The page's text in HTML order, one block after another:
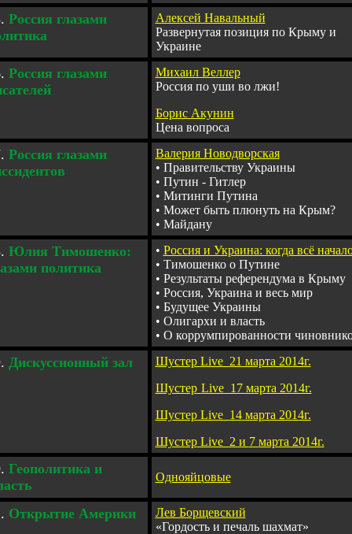
Россия глазами
Алексей Навальный
Развернутая позиция по Крыму и
Украине
Россия глазами
ей
Михаил Веллер
Россия по уши во лжи!
Борис Акунин
Цена вопроса
Россия глазами
Валерия Новодворская
• Правительству Украины
• Путин - Гитлер
• Митинги Путина
• Может быть плюнуть на Крым?
• Майдану
Юлия Тимошенко:
политика
• Россия и Украина: когда всё
• Тимошенко о Путине
• Результаты референдума в Крыму
• Россия, Украина и весь мир
• Будущее Украины
• Олигархи и власть
• О коррумпированности
Дискусcионный зал Шустер Live_21 марта 2014г.
Шустер_ Live_ 17 марта 2014г.
ШустерLive_ 14 марта 2014г.
ШустерLive_ 2 и 7 марта 2014г.
Геополитика и
Однояйцовые
Открытие Америки
Лев Борщевский
«Гордость и печаль шахмат»